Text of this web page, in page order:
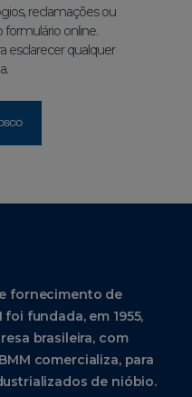
reclamações ou
formulário online.
esclarecer qualquer
fornecimento de
fundada, em 1955,
brasileira, com
comercializa, para
de nióbio.